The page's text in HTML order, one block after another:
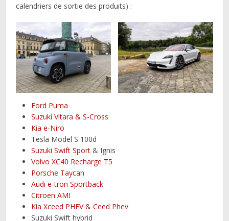
calendriers de sortie des produits) :
Ford Puma
Suzuki Vitara & S-Cross
Kia e-Niro
Tesla Model S 100d
Suzuki Swift Sport& Ignis
Volvo XC40 Recharge T5
Porsche Taycan
Audi e-tron Sportback
Citroen AMI
Kia Xceed PHEV & Ceed Phev
Suzuki Swift hybrid